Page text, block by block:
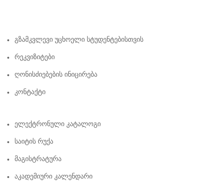
Გზამკვლევი Უცხოელი Სტუდენტებისთვის
Რეკვიზიტები
Ღონისძიებების Ინიცირება
Კონტაქტი
Ელექტრონული Კატალოგი
Საიტის Რუქა
Მაგისტრატურა
Აკადემიური Კალენდარი